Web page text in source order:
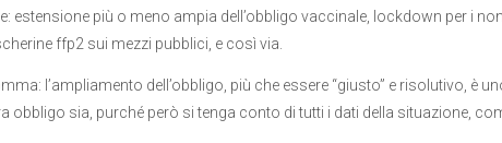
estensione più o meno ampia dell’obbligo vaccinale, lockdown per i
ffp2 sui mezzi pubblici, e così via.
l’ampliamento dell’obbligo, più che essere “giusto” e risolutivo, è
obbligo sia, purché però si tenga conto di tutti i dati della situazione,